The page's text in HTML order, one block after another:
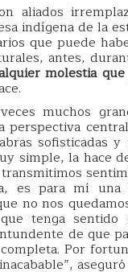
aliados
indígena de la
que puede
antes,
molestia
muchos
sofisticadas
simple, la hace
es para mí una
no nos
tenga sentido
de que
Por